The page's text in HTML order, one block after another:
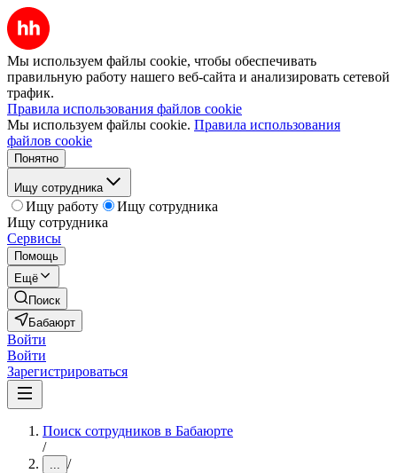
Мы используем файлы cookie, чтобы обеспечивать
правильную работу нашего веб-сайта и анализировать сетевой
трафик.
Правила использования файлов cookie
Мы используем файлы cookie. Правила использования
файлов cookie
Понятно
Ищу сотрудника
Ищу работу
Ищу сотрудника
Ищу сотрудника
Сервисы
Помощь
Ещё
Поиск
Бабаюрт
Войти
Войти
Зарегистрироваться
Поиск сотрудников в Бабаюрте
/
... /